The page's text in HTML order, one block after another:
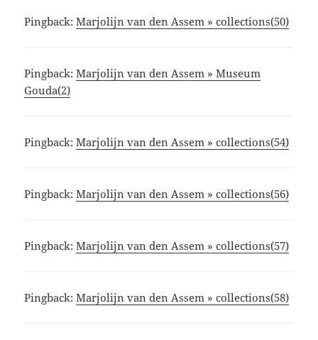
Pingback:Marjolijn van den Assem » collections(50)
Pingback:Marjolijn van den Assem » Museum
Gouda(2)
Pingback:Marjolijn van den Assem » collections(54)
Pingback:Marjolijn van den Assem » collections(56)
Pingback:Marjolijn van den Assem » collections(57)
Pingback:Marjolijn van den Assem » collections(58)